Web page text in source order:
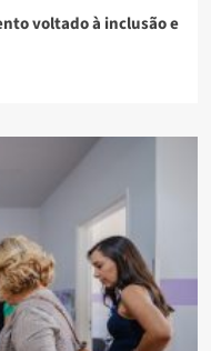
voltado à inclusão e